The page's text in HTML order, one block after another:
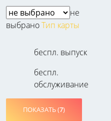
не
выбраноТип карты
беспл. выпуск
беспл.
обслуживание
ПОКАЗАТЬ (7)